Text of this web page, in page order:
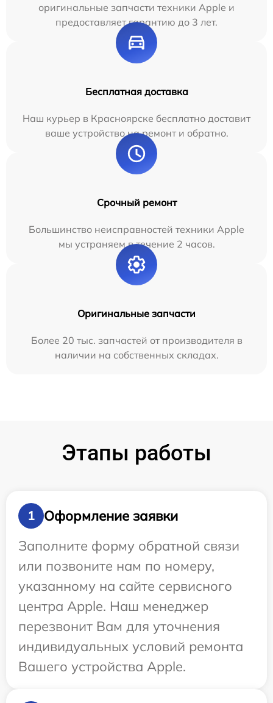
оригинальные запчасти техники Apple и
предоставляет гарантию до 3 лет.
Бесплатная доставка
Наш курьер в Красноярске бесплатно доставит
ваше устройство на ремонт и обратно.
Срочный ремонт
Большинство неисправностей техники Apple
мы устраняем в течение 2 часов.
Оригинальные запчасти
Более 20 тыс. запчастей от производителя в
наличии на собственных складах.
Этапы работы
1
Оформление заявки
Заполните форму обратной связи
или позвоните нам по номеру,
указанному на сайте сервисного
центра Apple. Наш менеджер
перезвонит Вам для уточнения
индивидуальных условий ремонта
Вашего устройства Apple.